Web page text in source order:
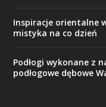
Inspiracje orientalne
mistyka na co dzień
Podłogi wykonane z
podłogowe dębowe